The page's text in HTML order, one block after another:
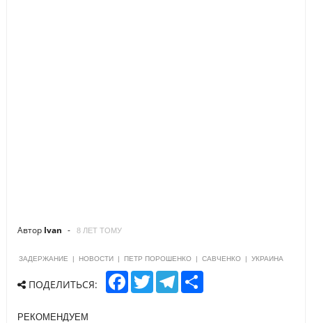
Автор Ivan 8 ЛЕТ ТОМУ
ЗАДЕРЖАНИЕ | НОВОСТИ | ПЕТР ПОРОШЕНКО | САВЧЕНКО | УКРАИНА
ПОДЕЛИТЬСЯ:
F
T
w
T
S
РЕКОМЕНДУЕМ